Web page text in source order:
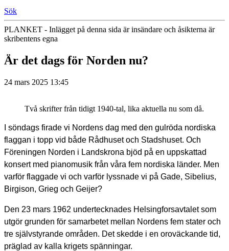
Sök
PLANKET - Inlägget på denna sida är insändare och åsikterna är
skribentens egna
Är det dags för Norden nu?
24 mars 2025 13:45
Två skrifter från tidigt 1940-tal, lika aktuella nu som då.
I söndags firade vi Nordens dag med den gulröda nordiska
flaggan i topp vid både Rådhuset och Stadshuset. Och
Föreningen Norden i Landskrona bjöd på en uppskattad
konsert med pianomusik från våra fem nordiska länder. Men
varför flaggade vi och varför lyssnade vi på Gade, Sibelius,
Birgison, Grieg och Geijer?
Den 23 mars 1962 undertecknades Helsingforsavtalet som
utgör grunden för samarbetet mellan Nordens fem stater och
tre självstyrande områden. Det skedde i en oroväckande tid,
präglad av kalla krigets spänningar.